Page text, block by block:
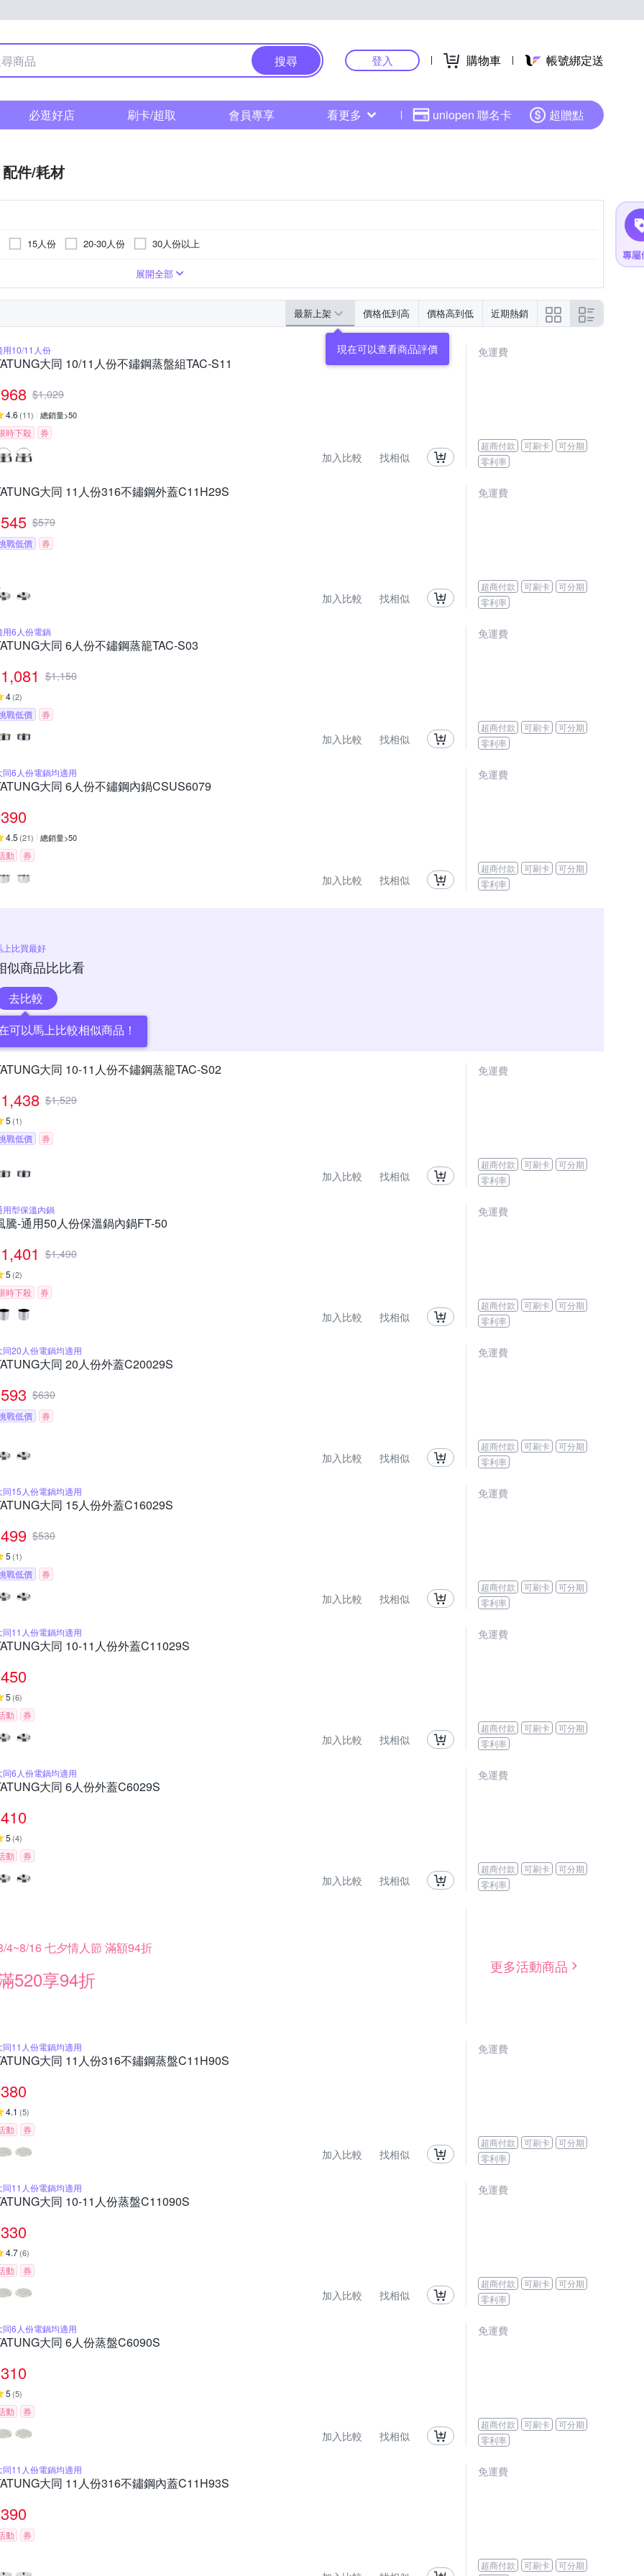
搜尋 登入 購物車 帳號綁定送
必逛好店 刷卡/超取 會員專享 看更多 uniopen 聯名卡 超贈點
配件/耗材
15人份 20-30人份
30人份以上
展開全部
最新上架 價格低到高 價格高到低 近期熱銷
現在可以查看商品評價
用10/11人份
大同 10/11人份不鏽鋼蒸盤組TAC-S11
968 $1,029
4.6 (11) 總銷量>50
時下殺 券
加入比較 找相似
免運費
超商付款 可刷卡
可分期
零利率
大同 11人份316不鏽鋼外蓋C11H29S
545 $579
戰低價 券
加入比較 找相似
免運費
超商付款 可刷卡
可分期
零利率
用6人份電鍋
大同 6人份不鏽鋼蒸籠TAC-S03
1,081 $1,150
4(2)
戰低價 券
加入比較 找相似
免運費
超商付款 可刷卡
可分期
零利率
同6人份電鍋均適用
大同 6人份不鏽鋼內鍋CSUS6079
390
4.5 (21) 總銷量>50
動 券
加入比較 找相似
免運費
超商付款 可刷卡
可分期
零利率
上比買最好
似商品比比看
去比較
可以馬上比較相似商品！
大同 10-11人份不鏽鋼蒸籠TAC-S02
1,438 $1,529
5 (1)
戰低價 券
加入比較 找相似
免運費
超商付款 可刷卡
可分期
零利率
用型保溫內鍋
騰-通用50人份保溫鍋內鍋FT-50
1,401 $1,490
5 (2)
時下殺 券
加入比較 找相似
免運費
超商付款 可刷卡
可分期
零利率
同20人份電鍋均適用
大同 20人份外蓋C20029S
593 $630
戰低價 券
加入比較 找相似
免運費
超商付款 可刷卡
可分期
零利率
同15人份電鍋均適用
大同 15人份外蓋C16029S
499 $530
5 (1)
戰低價 券
加入比較 找相似
免運費
超商付款 可刷卡
可分期
零利率
同11人份電鍋均適用
大同 10-11人份外蓋C11029S
450
5 (6)
動 券
加入比較 找相似
免運費
超商付款 可刷卡
可分期
零利率
同6人份電鍋均適用
大同 6人份外蓋C6029S
410
5 (4)
動 券
加入比較 找相似
免運費
超商付款 可刷卡
可分期
零利率
4~8/16 七夕情人節 滿額94折
520享94折
更多活動商品
同11人份電鍋均適用
大同 11人份316不鏽鋼蒸盤C11H90S
380
4.1 (5)
動 券
加入比較 找相似
免運費
超商付款 可刷卡
可分期
零利率
同11人份電鍋均適用
大同 10-11人份蒸盤C11090S
330
4.7(6)
動 券
加入比較 找相似
免運費
超商付款 可刷卡
可分期
零利率
同6人份電鍋均適用
大同 6人份蒸盤C6090S
310
5 (5)
動 券
加入比較 找相似
免運費
超商付款 可刷卡
可分期
零利率
同11人份電鍋均適用
大同 11人份316不鏽鋼內蓋C11H93S
390
動 券
免運費
超商付款 可刷卡
可分期